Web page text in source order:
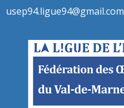
usep94.ligue94@gmail.com